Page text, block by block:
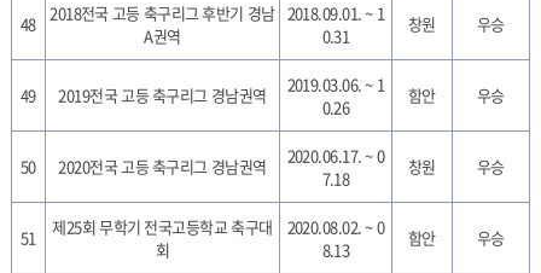
48 2018전국 고등 축구리그 후반기 경남
A권역
2018.09.01. ~ 1
0.31
창원 우승
49 2019전국 고등 축구리그 경남권역
2019.03.06. ~ 1
0.26
함안 우승
50 2020전국 고등 축구리그 경남권역
2020.06.17. ~ 0
7.18
창원 우승
51
제25회 무학기 전국고등학교 축구대
회
2020.08.02. ~ 0
8.13
함안 우승